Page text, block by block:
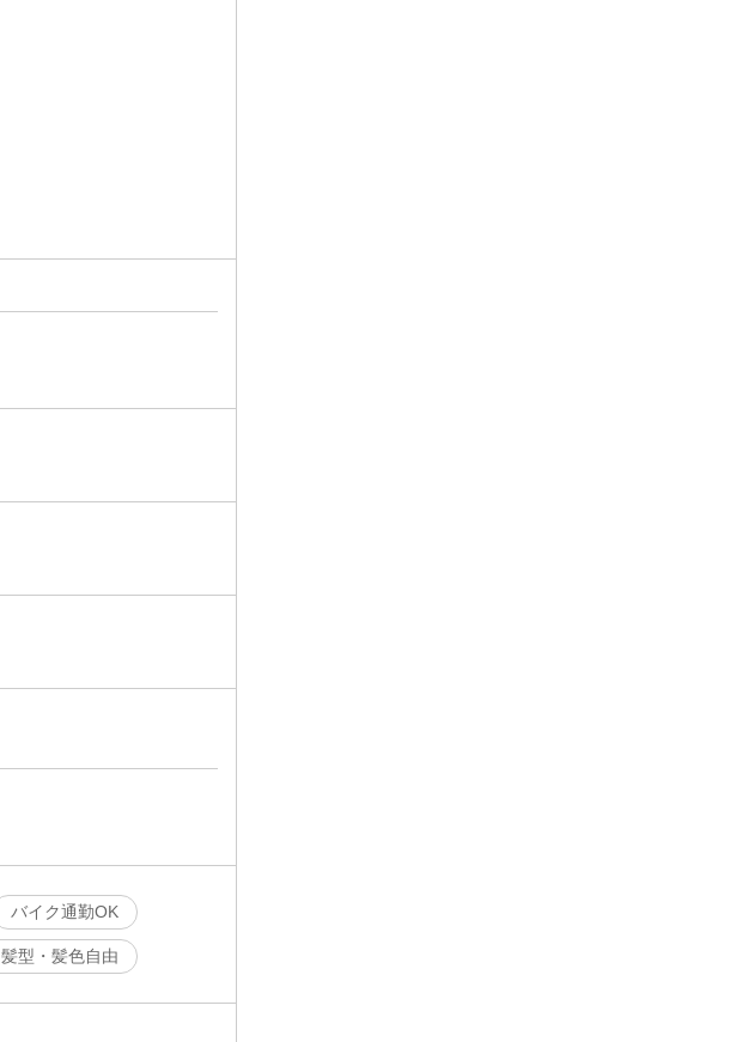
バイク通勤OK
髪型・髪色自由